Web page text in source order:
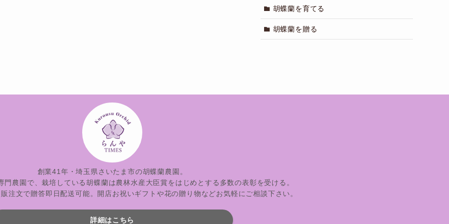
胡蝶蘭を育てる
胡蝶蘭を贈る
創業41年・埼玉県さいたま市の胡蝶蘭農園。
門農園で、栽培している胡蝶蘭は農林水産大臣賞をはじめとする多数の表彰を受ける。
注文で贈答即日配送可能。開店お祝いギフトや花の贈り物などお気軽にご相談下さい。
詳細はこちら